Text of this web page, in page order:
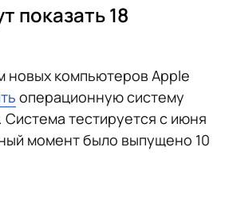
показать 18
новых компьютеров Apple
операционную систему
. Система тестируется с июня
момент было выпущено 10